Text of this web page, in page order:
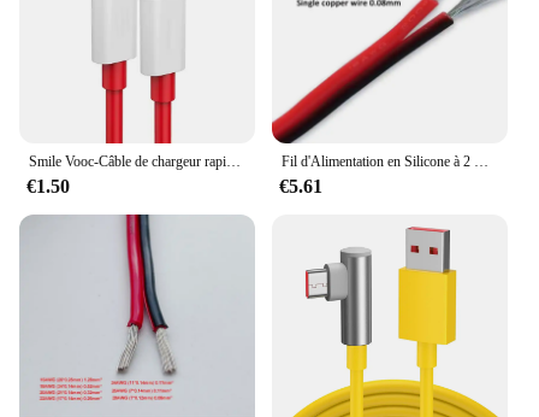
€1.50 €5.61